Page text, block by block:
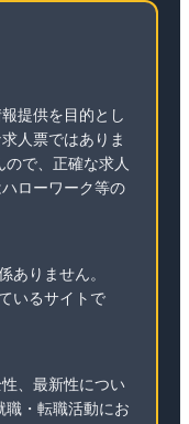
提供を目的とし
人票ではありま
で、正確な求人
ローワーク等の
ありません。
いるサイトで
、最新性につい
職・転職活動にお